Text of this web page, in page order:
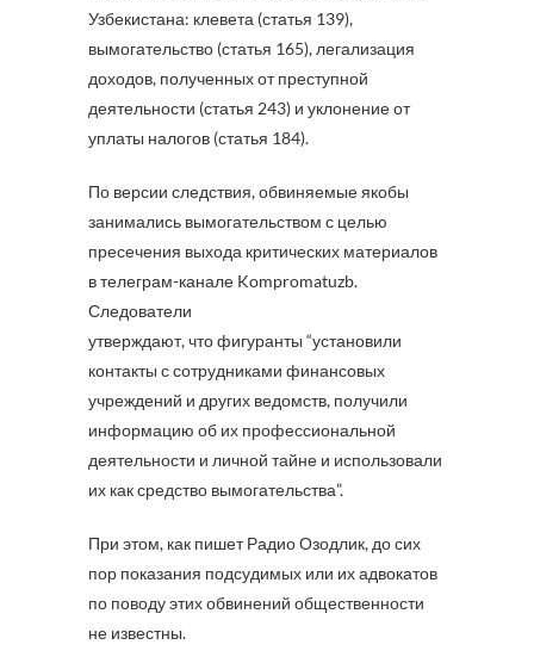
Узбекистана: клевета (статья 139),
вымогательство (статья 165), легализация
доходов, полученных от преступной
деятельности (статья 243) и уклонение от
уплаты налогов (статья 184).
По версии следствия, обвиняемые якобы
занимались вымогательством с целью
пресечения выхода критических материалов
в телеграм-канале Kompromatuzb.
Следователи
утверждают, что фигуранты “установили
контакты с сотрудниками финансовых
учреждений и других ведомств, получили
информацию об их профессиональной
деятельности и личной тайне и использовали
их как средство вымогательства”.
При этом, как пишет Радио Озодлик, до сих
пор показания подсудимых или их адвокатов
по поводу этих обвинений общественности
не известны.